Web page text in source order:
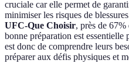
cruciale car elle permet de
minimiser les risques de
UFC-Que Choisir, près de
bonne préparation est
est donc de comprendre leurs
préparer aux défis physiques et